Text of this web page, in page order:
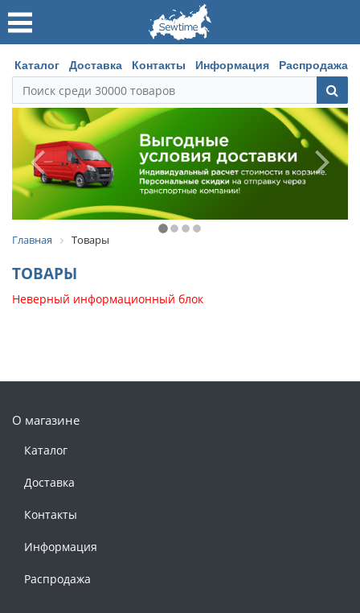
Каталог Доставка Контакты Информация Распродажа
Главная Товары
ТОВАРЫ
Неверный информационный блок
О магазине
Каталог
Доставка
Контакты
Информация
Распродажа